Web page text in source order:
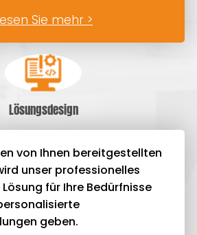
Sie mehr >
Lösungsdesign
von Ihnen bereitgestellten
unser professionelles
für Ihre Bedürfnisse
geben.